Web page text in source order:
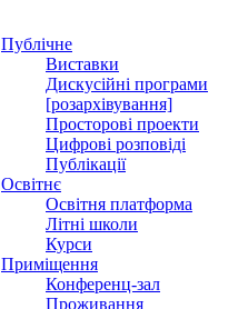
Публічне
Виставки
Дискусійні програми
[розархівування]
Просторові проекти
Цифрові розповіді
Публікації
Освітнє
Освітня платформа
Літні школи
Курси
Приміщення
Конференц-зал
Проживання